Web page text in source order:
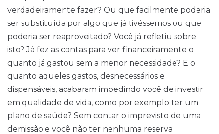
verdadeiramente fazer? Ou que facilmente poderia
ser substituída por algo que já tivéssemos ou que
poderia ser reaproveitado? Você já refletiu sobre
isto? Já fez as contas para ver financeiramente o
quanto já gastou sem a menor necessidade? E o
quanto aqueles gastos, desnecessários e
dispensáveis, acabaram impedindo você de investir
em qualidade de vida, como por exemplo ter um
plano de saúde? Sem contar o imprevisto de uma
demissão e você não ter nenhuma reserva